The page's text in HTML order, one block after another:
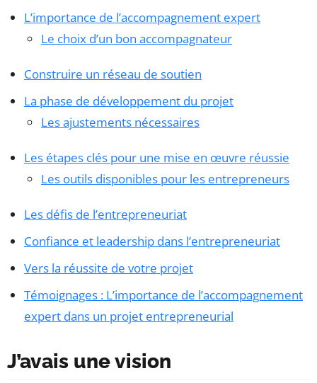
L’importance de l’accompagnement expert
Le choix d’un bon accompagnateur
Construire un réseau de soutien
La phase de développement du projet
Les ajustements nécessaires
Les étapes clés pour une mise en œuvre réussie
Les outils disponibles pour les entrepreneurs
Les défis de l’entrepreneuriat
Confiance et leadership dans l’entrepreneuriat
Vers la réussite de votre projet
Témoignages : L’importance de l’accompagnement
expert dans un projet entrepreneurial
J’avais une vision